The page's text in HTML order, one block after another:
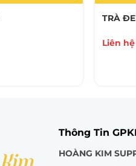
TRÀ
Liên hệ
Thông Tin
HOÀNG KIM